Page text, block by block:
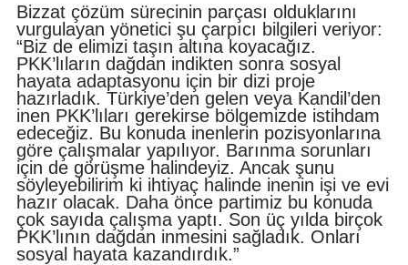
Bizzat çözüm sürecinin parçası olduklarını
vurgulayan yönetici şu çarpıcı bilgileri veriyor:
“Biz de elimizi taşın altına koyacağız.
PKK’lıların dağdan indikten sonra sosyal
hayata adaptasyonu için bir dizi proje
hazırladık. Türkiye’den gelen veya Kandil’den
inen PKK’lıları gerekirse bölgemizde istihdam
edeceğiz. Bu konuda inenlerin pozisyonlarına
göre çalışmalar yapılıyor. Barınma sorunları
için de görüşme halindeyiz. Ancak şunu
söyleyebilirim ki ihtiyaç halinde inenin işi ve evi
hazır olacak. Daha önce partimiz bu konuda
çok sayıda çalışma yaptı. Son üç yılda birçok
PKK’lının dağdan inmesini sağladık. Onları
sosyal hayata kazandırdık.”